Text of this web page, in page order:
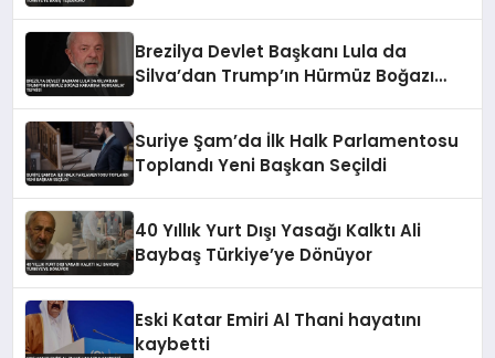
Brezilya Devlet Başkanı Lula da
Silva’dan Trump’ın Hürmüz Boğazı
Suriye Şam’da İlk Halk Parlamentosu
Toplandı Yeni Başkan Seçildi
40 Yıllık Yurt Dışı Yasağı Kalktı Ali
Baybaş Türkiye’ye Dönüyor
Eski Katar Emiri Al Thani hayatını
kaybetti